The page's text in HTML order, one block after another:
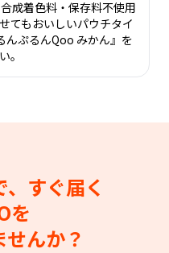
成着色料・保存料不使用
てもおいしいパウチタイ
んぷるんQoo みかん』を
。
すぐ届く
を
んか？